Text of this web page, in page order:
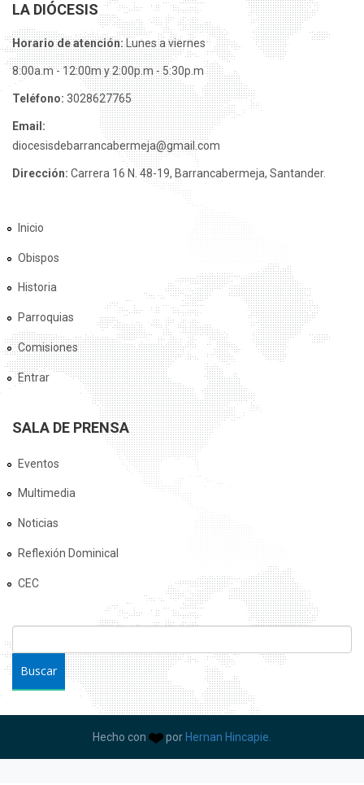
LA DIÓCESIS
Horario de atención:Lunes a viernes
8:00a.m - 12:00m y 2:00p.m - 5:30p.m
Teléfono: 3028627765
Email:
diocesisdebarrancabermeja@gmail.com
Dirección: Carrera 16 N. 48-19, Barrancabermeja, Santander.
Inicio
Obispos
Historia
Parroquias
Comisiones
Entrar
SALA DE PRENSA
Eventos
Multimedia
Noticias
Reflexión Dominical
CEC
FORMULARIO DE BÚSQUEDA
Hecho con por Hernan Hincapie.